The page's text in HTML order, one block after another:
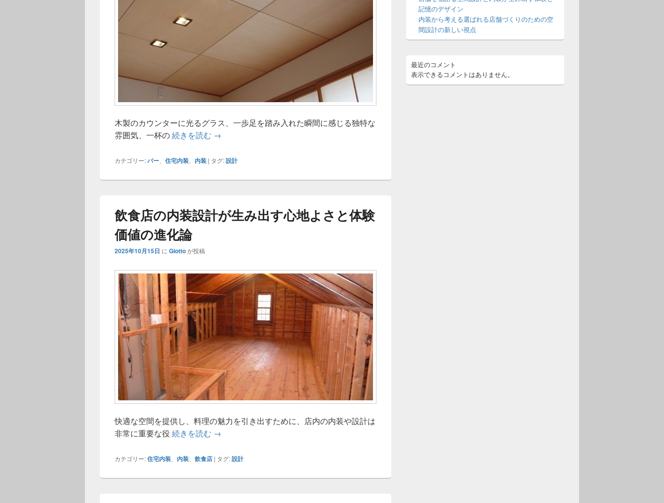
木製のカウンターに光るグラス、一歩足を踏み入れた瞬間に感じる独特な
雰囲気、一杯の続きを読む バーの空間美を紐解く居心地と非日常を生み出す設計の極意
→
カテゴリー:バー 住宅内装 内装 | タグ:設計
飲食店の内装設計が生み出す心地よさと体験
価値の進化論
2025年10月15日 に Giottoが投稿
快適な空間を提供し、料理の魅力を引き出すために、店内の内装や設計は
非常に重要な役 続きを読む 飲食店の内装設計が生み出す心地よさと体験価値の進化論
→
カテゴリー:住宅内装 内装 飲食店 | タグ:設計
記憶のデザイン
内装から考える選ばれる店舗づくりのための空
間設計の新しい視点
最近のコメント
表示できるコメントはありません。